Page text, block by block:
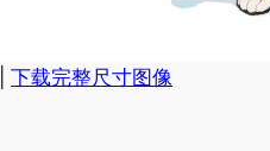
下载完整尺寸图像